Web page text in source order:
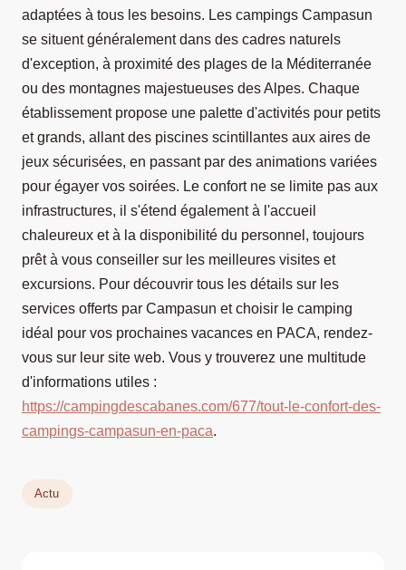
adaptées à tous les besoins. Les campings Campasun
se situent généralement dans des cadres naturels
d'exception, à proximité des plages de la Méditerranée
ou des montagnes majestueuses des Alpes. Chaque
établissement propose une palette d'activités pour petits
et grands, allant des piscines scintillantes aux aires de
jeux sécurisées, en passant par des animations variées
pour égayer vos soirées. Le confort ne se limite pas aux
infrastructures, il s'étend également à l'accueil
chaleureux et à la disponibilité du personnel, toujours
prêt à vous conseiller sur les meilleures visites et
excursions. Pour découvrir tous les détails sur les
services offerts par Campasun et choisir le camping
idéal pour vos prochaines vacances en PACA, rendez-
vous sur leur site web. Vous y trouverez une multitude
d'informations utiles :
https://campingdescabanes.com/677/tout-le-confort-des-
campings-campasun-en-paca.
Actu